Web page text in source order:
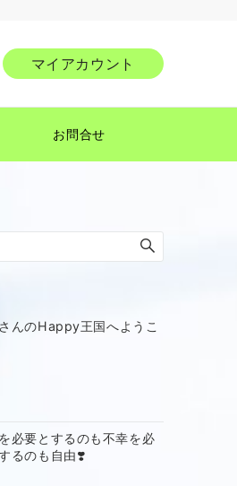
マイアカウント
お問合せ
んのHappy王国へようこ
必要とするのも不幸を必
るのも自由❣️